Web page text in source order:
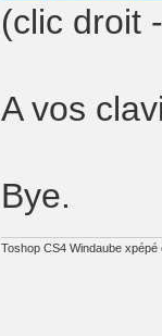
(clic droit
A vos
Bye.
Toshop CS4 Windaube